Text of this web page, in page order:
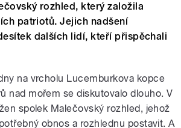
rozhled, který založila
patriotů. Jejich nadšení
dalších lidí, kteří přispěchali
na vrcholu Lucemburkova kopce
nad mořem se diskutovalo dlouho. V
spolek Malečovský rozhled, jehož
obnos a rozhlednu postavit. A